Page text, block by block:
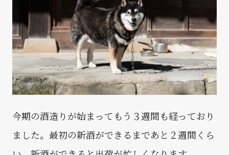
今期の酒造りが始まってもう３週間も経っており
ました。最初の新酒ができるまであと２週間くら